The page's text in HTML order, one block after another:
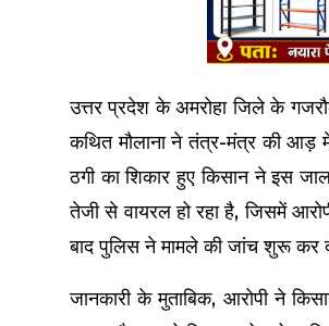
उत्तर प्रदेश के अमरोहा जिले के
कथित मौलाना ने तंत्र-मंत्र की
ठगी का शिकार हुए किसान ने इस
तेजी से वायरल हो रहा है, जिसमें
बाद पुलिस ने मामले की जांच शुरू कर
जानकारी के मुताबिक, आरोपी ने